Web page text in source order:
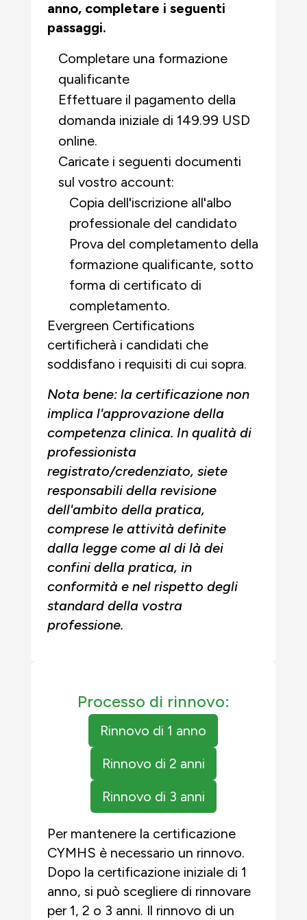
anno, completare i seguenti
passaggi.
Completare una formazione
qualificante
Effettuare il pagamento della
domanda iniziale di 149.99 USD
online.
Caricate i seguenti documenti
sul vostro account:
Copia dell'iscrizione all'albo
professionale del candidato
Prova del completamento della
formazione qualificante, sotto
forma di certificato di
completamento.
Evergreen Certifications
certificherà i candidati che
soddisfano i requisiti di cui sopra.
Nota bene: la certificazione non
implica l'approvazione della
competenza clinica. In qualità di
professionista
registrato/credenziato, siete
responsabili della revisione
dell'ambito della pratica,
comprese le attività definite
dalla legge come al di là dei
confini della pratica, in
conformità e nel rispetto degli
standard della vostra
professione.
Processo di rinnovo:
Rinnovo di 1 anno
Rinnovo di 2 anni
Rinnovo di 3 anni
Per mantenere la certificazione
CYMHS è necessario un rinnovo.
Dopo la certificazione iniziale di 1
anno, si può scegliere di rinnovare
per 1, 2 o 3 anni. Il rinnovo di un